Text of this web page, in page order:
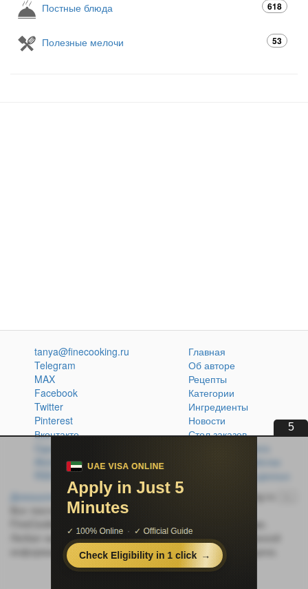
Постные блюда 618
Полезные мелочи 53
4
tanya@finecooking.ru
Telegram
MAX
Facebook
Twitter
Pinterest
Вконтакте
Одноклассники
Главная
Об авторе
Рецепты
Категории
Ингредиенты
Новости
Стол заказов
Политика обработки
персональных данных
Домашняя кухня без проблем© 2014-2026 FineCooking.ru
Все тексты и фотографии, опубликованные на сайте
FineCooking.ru, защищены законом об авторском праве.
Любая частичная или полная перепечатка опубликованной
информации без активной ссылки на источник запрещена.